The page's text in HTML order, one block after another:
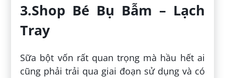
3.Shop Bé Bụ Bẫm – Lạch
Tray
Sữa bột vốn rất quan trọng mà hầu hết ai
cũng phải trải qua giai đoạn sử dụng và có